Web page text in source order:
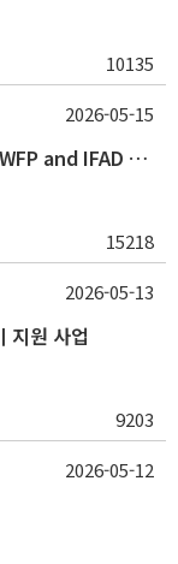
10135
WFP 및 IFAD 국가/지역사무소 인턴 모집(WFP and IFAD Country/Regional Office Internship Opportunities)
15218
2026-05-15
지원 사업
9203
2026-05-13
2026-05-12